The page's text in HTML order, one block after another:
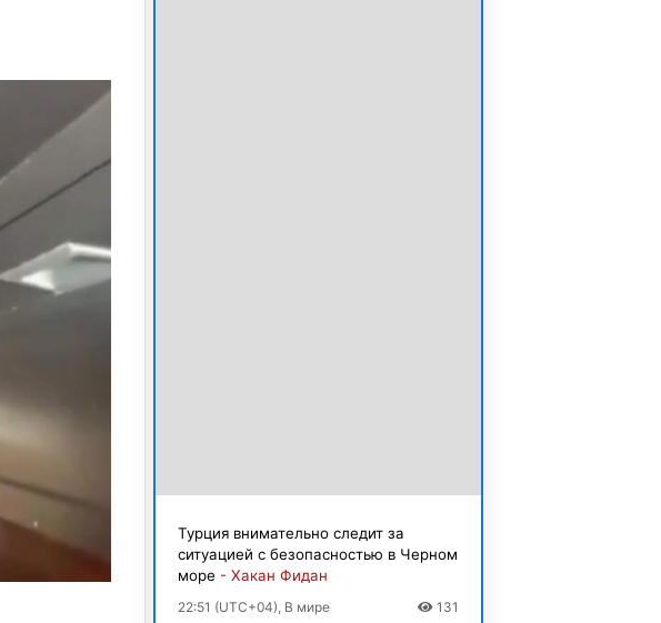
Турция внимательно следит за
ситуацией с безопасностью в Черном
море - Хакан Фидан
22:51 (UTC+04), В мире 131